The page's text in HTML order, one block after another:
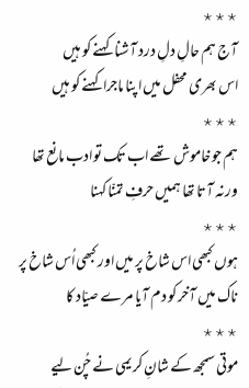
٭٭٭
آج ہم حالِ دلِ درد آشنا کہنے کو ہیں
اس بھری محفل میں اپنا ماجرا کہنے کو ہیں
٭٭٭
ہم جو خاموش تھے اب تک تو ادب مانع تھا
ورنہ آتا تھا ہمیں حرفِ تمنّا کہنا
٭٭٭
ہوں کبھی اس شاخ پر میں اور کبھی اُس شاخ پر
ناک میں آخر کو دم آیا مرے صیّاد کا
٭٭٭
موتی سمجھ کے شانِ کریمی نے چُن لیے